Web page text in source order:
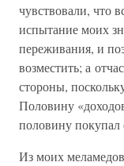
чувствовали, что
испытание моих
переживания, и
возместить; а
стороны,
Половину
половину покупал
Из моих